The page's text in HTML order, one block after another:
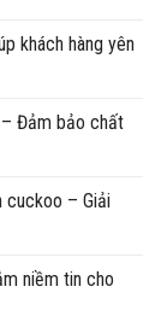
khách hàng yên
Đảm bảo chất
cuckoo – Giải
niềm tin cho